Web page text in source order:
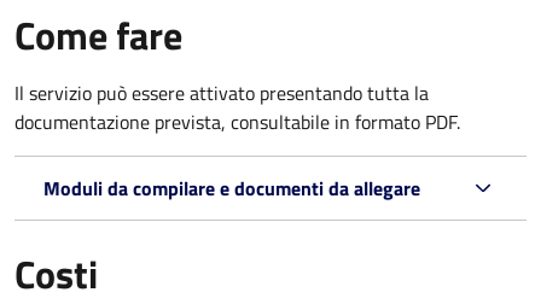
Come fare
Il servizio può essere attivato presentando tutta la
documentazione prevista, consultabile in formato PDF.
Moduli da compilare e documenti da allegare
Costi